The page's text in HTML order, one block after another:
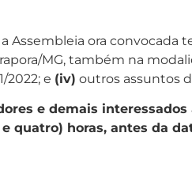
Assembleia ora convocada
MG, também na
2022; e (iv) outros assuntos
e demais
quatro) horas, antes da